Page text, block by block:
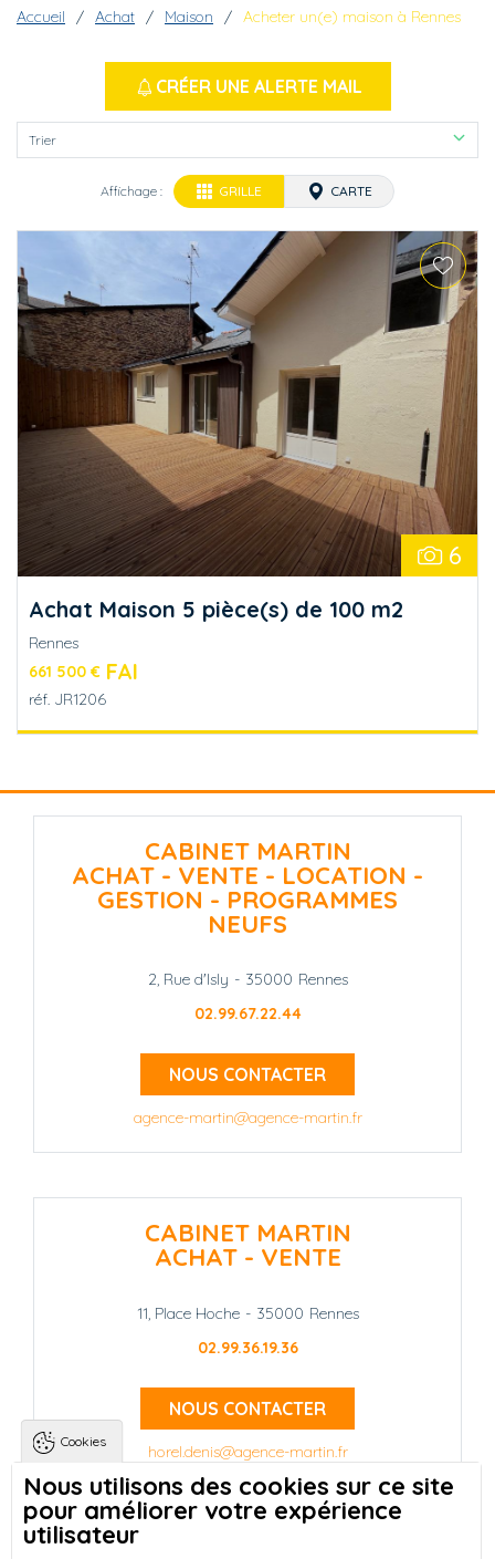
Fil d'Ariane
Accueil Achat Maison Acheter un(e) maison à Rennes
CRÉER UNE ALERTE MAIL
Trier
Affichage : GRILLE CARTE
6
Achat Maison 5 pièce(s) de 100 m2
Rennes
661 500 € FAI
réf. JR1206
CABINET MARTIN
ACHAT - VENTE - LOCATION -
GESTION - PROGRAMMES
NEUFS
2, Rue d'Isly - 35000 Rennes
02.99.67.22.44
NOUS CONTACTER
agence-martin@agence-martin.fr
CABINET MARTIN
ACHAT - VENTE
11, Place Hoche - 35000 Rennes
02.99.36.19.36
NOUS CONTACTER
horel.denis@agence-martin.fr
Landing pagesQui sommes-nous ?
-
Cookies
Nous utilisons des cookies sur ce site
pour améliorer votre expérience
utilisateur